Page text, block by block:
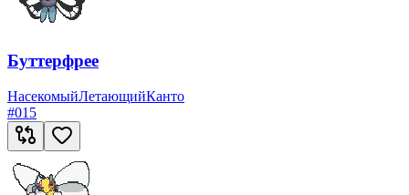
Буттерфрее
НасекомыйЛетающийКанто
#015